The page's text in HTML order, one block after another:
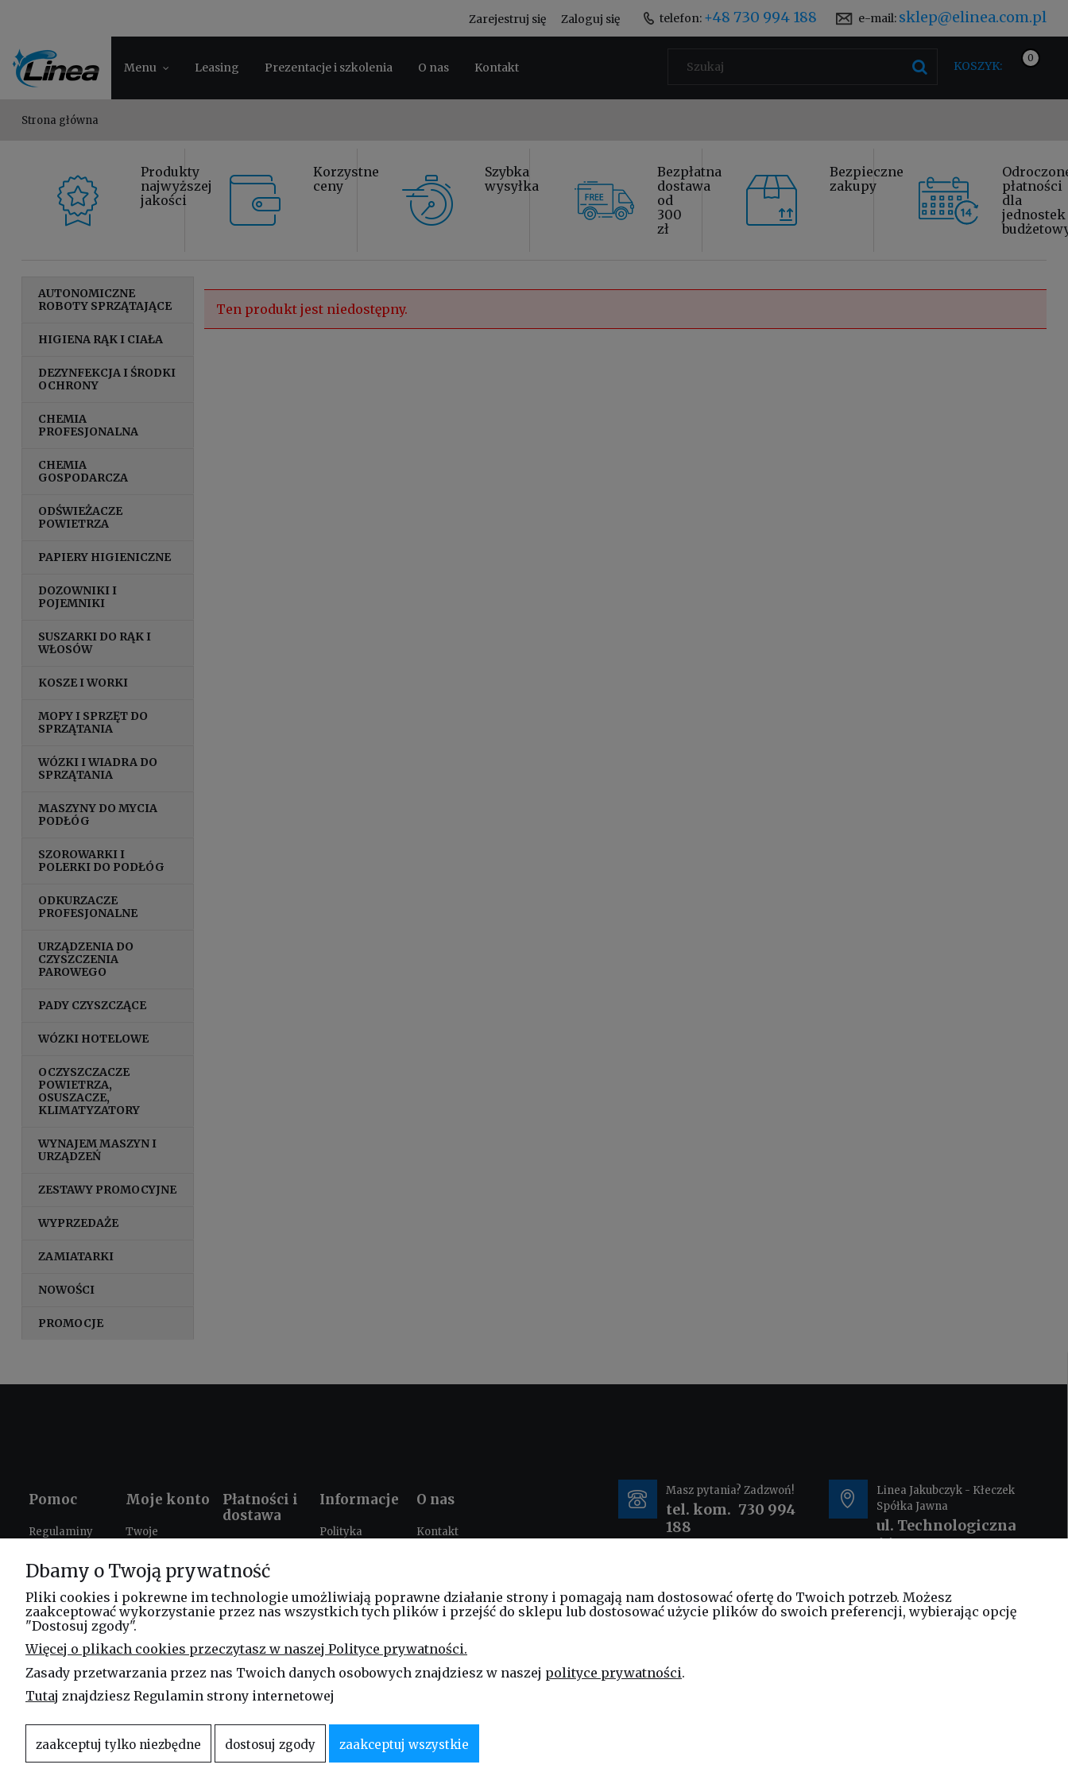
telefon: +48 730 994 188 e-mail: sklep@elinea.com.pl
Zarejestruj się Zaloguj się
Menu Leasing Prezentacje i szkolenia O nas Kontakt KOSZYK:
Strona główna
Produkty
najwyższej
jakości
Korzystne
ceny
Szybka
wysyłka
Bezpłatna
dostawa
od
300
zł
Bezpieczne
zakupy
płatności
dla
jednostek
AUTONOMICZNE
ROBOTY SPRZĄTAJĄCE
HIGIENA RĄK I CIAŁA
DEZYNFEKCJA I ŚRODKI
OCHRONY
CHEMIA
PROFESJONALNA
CHEMIA
GOSPODARCZA
ODŚWIEŻACZE
POWIETRZA
PAPIERY HIGIENICZNE
DOZOWNIKI I
POJEMNIKI
SUSZARKI DO RĄK I
WŁOSÓW
KOSZE I WORKI
MOPY I SPRZĘT DO
SPRZĄTANIA
WÓZKI I WIADRA DO
SPRZĄTANIA
MASZYNY DO MYCIA
PODŁÓG
SZOROWARKI I
POLERKI DO PODŁÓG
ODKURZACZE
PROFESJONALNE
URZĄDZENIA DO
CZYSZCZENIA
PAROWEGO
PADY CZYSZCZĄCE
WÓZKI HOTELOWE
OCZYSZCZACZE
POWIETRZA,
OSUSZACZE,
KLIMATYZATORY
WYNAJEM MASZYN I
URZĄDZEŃ
ZESTAWY PROMOCYJNE
WYPRZEDAŻE
ZAMIATARKI
NOWOŚCI
PROMOCJE
Ten produkt jest niedostępny.
Pomoc
Regulaminy
plików cookies
Zwroty i
reklamacje
FAQ
Moje konto
Twoje
Ustawienia
konta
Płatności i
dostawa
Czas i koszty
Informacje
Polityka
szkolenia
Program
Leasing
Blog
O nas
Kontakt
Masz pytania? Zadzwoń!
tel. kom. 730 994
188
Linea Jakubczyk - Kłeczek
Spółka Jawna
ul. Technologiczna
44
sklep@elinea.com.pl
Dbamy o Twoją prywatność
Pliki cookies i pokrewne im technologie umożliwiają poprawne działanie strony i pomagają nam dostosować ofertę do Twoich potrzeb. Możesz
zaakceptować wykorzystanie przez nas wszystkich tych plików i przejść do sklepu lub dostosować użycie plików do swoich preferencji, wybierając opcję
"Dostosuj zgody".
Więcej o plikach cookies przeczytasz w naszej Polityce prywatności.
Zasady przetwarzania przez nas Twoich danych osobowych znajdziesz w naszej polityce prywatności.
Tutaj znajdziesz Regulamin strony internetowej
zaakceptuj tylko niezbędne dostosuj zgody zaakceptuj wszystkie